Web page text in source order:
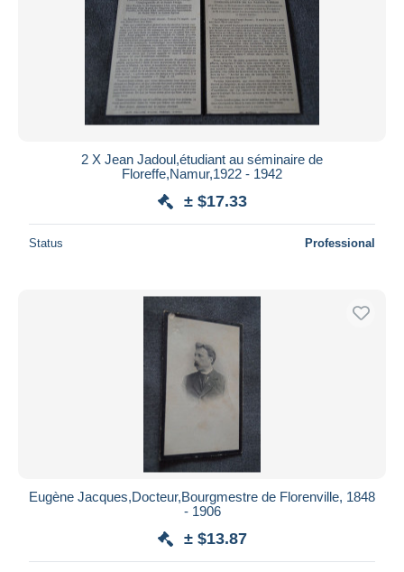
2 X Jean Jadoul,étudiant au séminaire de
Floreffe,Namur,1922 - 1942
± $17.33
Status Professional
Eugène Jacques,Docteur,Bourgmestre de Florenville, 1848
- 1906
± $13.87